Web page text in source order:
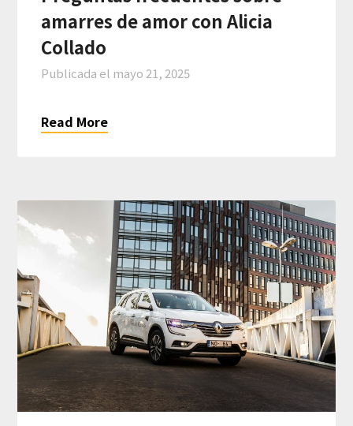
amarres de amor con Alicia
Collado
Publicada el mayo 21, 2025
Read More